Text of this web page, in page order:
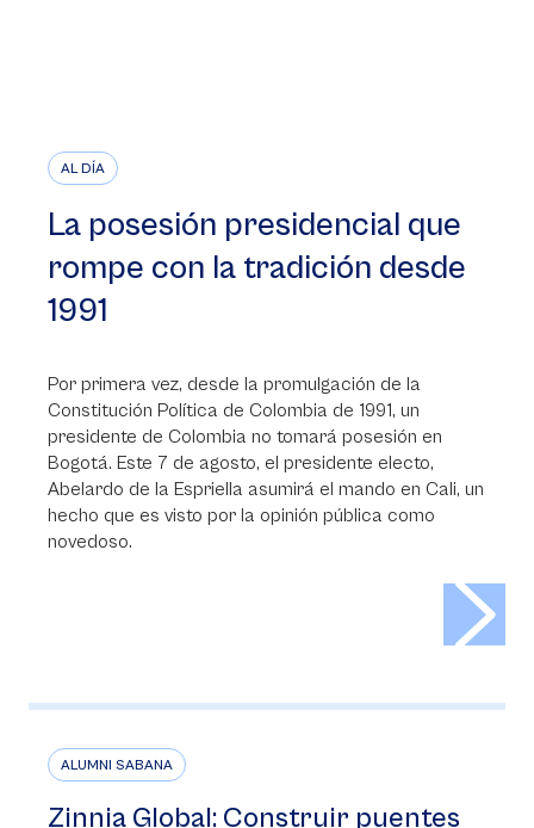
AL DÍA
La posesión presidencial que
rompe con la tradición desde
1991
Por primera vez, desde la promulgación de la
Constitución Política de Colombia de 1991, un
presidente de Colombia no tomará posesión en
Bogotá. Este 7 de agosto, el presidente electo,
Abelardo de la Espriella asumirá el mando en Cali, un
hecho que es visto por la opinión pública como
novedoso.
ALUMNI SABANA
Zinnia Global: Construir puentes